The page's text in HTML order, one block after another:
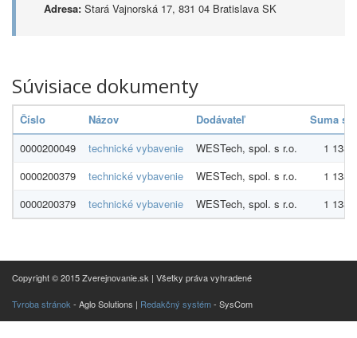
Adresa: Stará Vajnorská 17, 831 04 Bratislava SK
Súvisiace dokumenty
Číslo Názov Dodávateľ
Suma s
0000200049
technické vybavenie WESTech, spol. s r.o.
1
0000200379
technické vybavenie WESTech, spol. s r.o.
1
0000200379
technické vybavenie WESTech, spol. s r.o. 1
Copyright © 2015 Zverejnovanie.sk | Všetky práva vyhradené
Tvroba stránok - Aglo Solutions | Redakčný systém- SysCom